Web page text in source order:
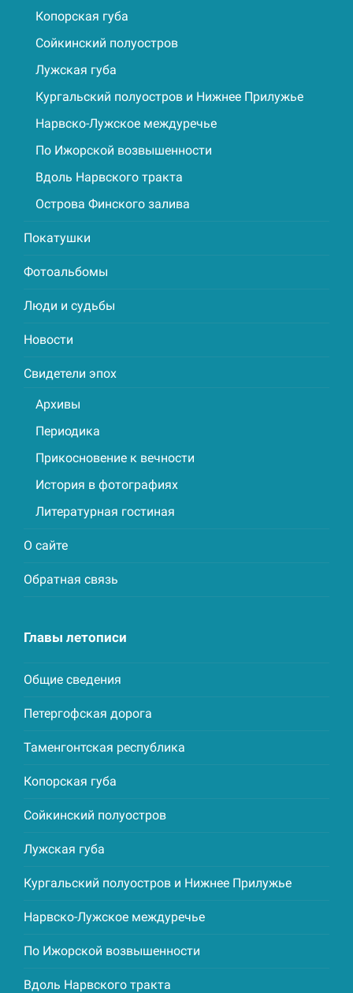
Копорская губа
Сойкинский полуостров
Лужская губа
Кургальский полуостров и Нижнее Прилужье
Нарвско-Лужское междуречье
По Ижорской возвышенности
Вдоль Нарвского тракта
Острова Финского залива
Покатушки
Фотоальбомы
Люди и судьбы
Новости
Свидетели эпох
Архивы
Периодика
Прикосновение к вечности
История в фотографиях
Литературная гостиная
О сайте
Обратная связь
Главы летописи
Общие сведения
Петергофская дорога
Таменгонтская республика
Копорская губа
Сойкинский полуостров
Лужская губа
Кургальский полуостров и Нижнее Прилужье
Нарвско-Лужское междуречье
По Ижорской возвышенности
Вдоль Нарвского тракта